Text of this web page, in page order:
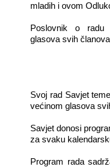
mladih i ovom
Poslovnik o radu
glasova svih
Svoj rad Savjet
većinom glasova
Savjet donosi
za svaku
Program rada